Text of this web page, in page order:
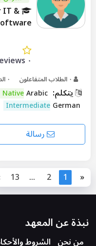
IT &
٠ reviews
٠ الدروس
يتكلم: Arabic
Native
German
Intermediate
رسالة
«
1
2
...
13
نبذة عن المعهد
من نحن الشروط